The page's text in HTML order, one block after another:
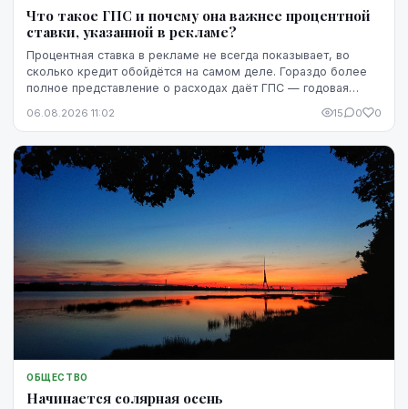
Что такое ГПС и почему она важнее процентной
ставки, указанной в рекламе?
Процентная ставка в рекламе не всегда показывает, во
сколько кредит обойдётся на самом деле. Гораздо более
полное представление о расходах даёт ГПС — годовая
06.08.2026 11:02 15 0 0
ОБЩЕСТВО
Начинается солярная осень